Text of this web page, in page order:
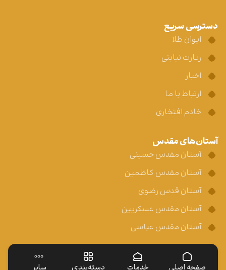
دسترسی سریع
ایوان طلا
زیارت نیابتی
اخبار
ارتباط با ما
خادم افتخاری
آستان‌های مقدس
آستان مقدس حسینی
آستان مقدس کاظمین
آستان قدس رضوی
آستان مقدس عسکریین
آستان مقدس عباسی